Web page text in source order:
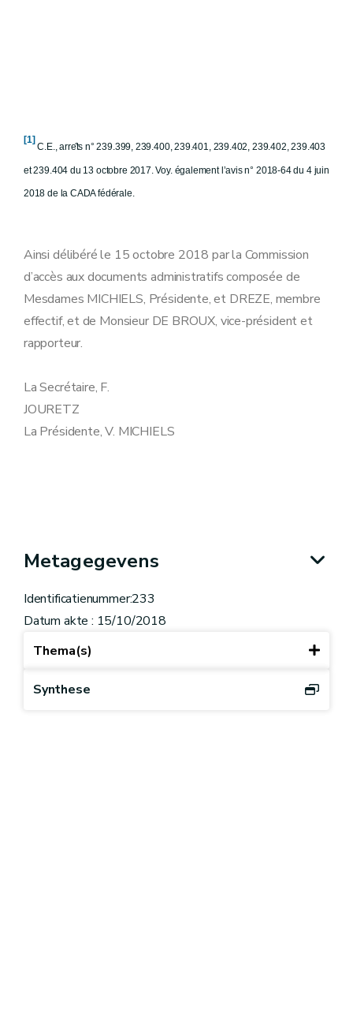
[1]
C.E., arrets n° 239.399, 239.400, 239.401, 239.402, 239.402, 239.403
et 239.404 du 13 octobre 2017. Voy. également l’avis n° 2018-64 du 4 juin
2018 de la CADA fédérale.
Ainsi délibéré le 15 octobre 2018 par la Commission
d’accès aux documents administratifs composée de
Mesdames MICHIELS, Présidente, et DREZE, membre
effectif, et de Monsieur DE BROUX, vice-président et
rapporteur.
La Secrétaire, F.
JOURETZ
La Présidente, V. MICHIELS
Metagegevens
Identificatienummer:233
Datum akte : 15/10/2018
Thema(s)
Synthese